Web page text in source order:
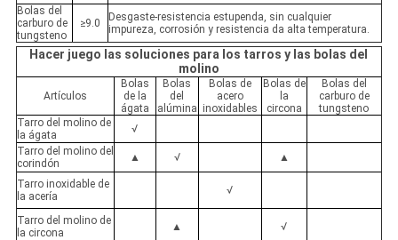
Bolas del
carburo de
tungsteno
≥9.0
Desgaste-resistencia estupenda, sin cualquier
impureza, corrosión y resistencia da alta temperatura.
Hacer juego las soluciones para los tarros y las bolas del
molino
Artículos
Bolas
de la
ágata
Bolas
del
alúmina
Bolas de
acero
inoxidables
Bolas de
la
circona
Bolas del
carburo de
tungsteno
Tarro del molino de
la ágata
√
Tarro del molino del
corindón
▲ √ ▲
Tarro inoxidable de
la acería
√
Tarro del molino de
la circona
▲ √